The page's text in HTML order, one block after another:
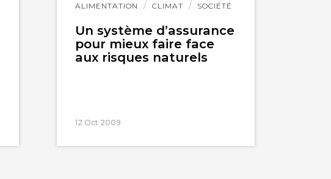
ALIMENTATION CLIMAT SOCIÉTÉ
Un système d’assurance
pour mieux faire face
aux risques naturels
12 Oct 2009
Lire